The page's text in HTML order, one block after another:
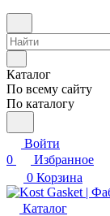
Каталог
По всему сайту
По каталогу
Войти
0
Избранное
0 Корзина
Каталог